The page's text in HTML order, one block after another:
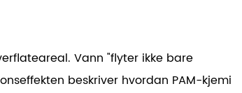
Vann "flyter ikke bare
beskriver hvordan PAM-kjemi